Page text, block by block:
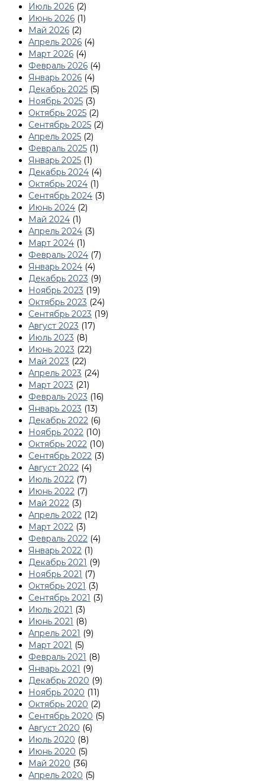
Июль 2026 (2)
Июнь 2026 (1)
Май 2026 (2)
Апрель 2026 (4)
Март 2026 (4)
Февраль 2026 (4)
Январь 2026 (4)
Декабрь 2025 (5)
Ноябрь 2025 (3)
Октябрь 2025 (2)
Сентябрь 2025 (2)
Апрель 2025 (2)
Февраль 2025 (1)
Январь 2025 (1)
Декабрь 2024 (4)
Октябрь 2024 (1)
Сентябрь 2024 (3)
Июнь 2024 (2)
Май 2024 (1)
Апрель 2024 (3)
Март 2024 (1)
Февраль 2024 (7)
Январь 2024 (4)
Декабрь 2023 (9)
Ноябрь 2023 (19)
Октябрь 2023 (24)
Сентябрь 2023 (19)
Август 2023 (17)
Июль 2023 (8)
Июнь 2023 (22)
Май 2023 (22)
Апрель 2023 (24)
Март 2023 (21)
Февраль 2023 (16)
Январь 2023 (13)
Декабрь 2022 (6)
Ноябрь 2022 (10)
Октябрь 2022 (10)
Сентябрь 2022 (3)
Август 2022 (4)
Июль 2022 (7)
Июнь 2022 (7)
Май 2022 (3)
Апрель 2022 (12)
Март 2022 (3)
Февраль 2022 (4)
Январь 2022 (1)
Декабрь 2021 (9)
Ноябрь 2021 (7)
Октябрь 2021 (3)
Сентябрь 2021 (3)
Июль 2021 (3)
Июнь 2021 (8)
Апрель 2021 (9)
Март 2021 (5)
Февраль 2021 (8)
Январь 2021 (9)
Декабрь 2020 (9)
Ноябрь 2020 (11)
Октябрь 2020 (2)
Сентябрь 2020 (5)
Август 2020 (6)
Июль 2020 (8)
Июнь 2020 (5)
Май 2020 (36)
Апрель 2020 (5)